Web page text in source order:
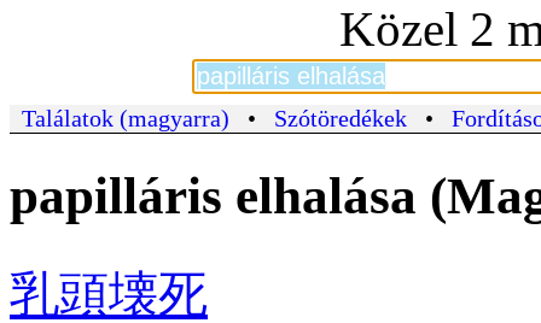
Közel 2
Találatok (magyarra) • Szótöredékek •
papilláris elhalása
乳頭壊死